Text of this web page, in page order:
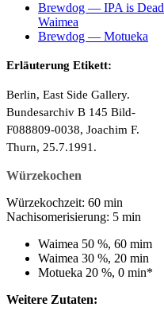
Brewdog — IPA is Dead
Waimea
Brewdog — Motueka
Erläuterung Etikett:
Berlin, East Side Gallery.
Bundesarchiv B 145 Bild-
F088809-0038, Joachim F.
Thurn, 25.7.1991.
Würzekochen
Würzekochzeit: 60 min
Nachisomerisierung: 5 min
Waimea 50 %, 60 mim
Waimea 30 %, 20 min
Motueka 20 %, 0 min*
Weitere Zutaten: